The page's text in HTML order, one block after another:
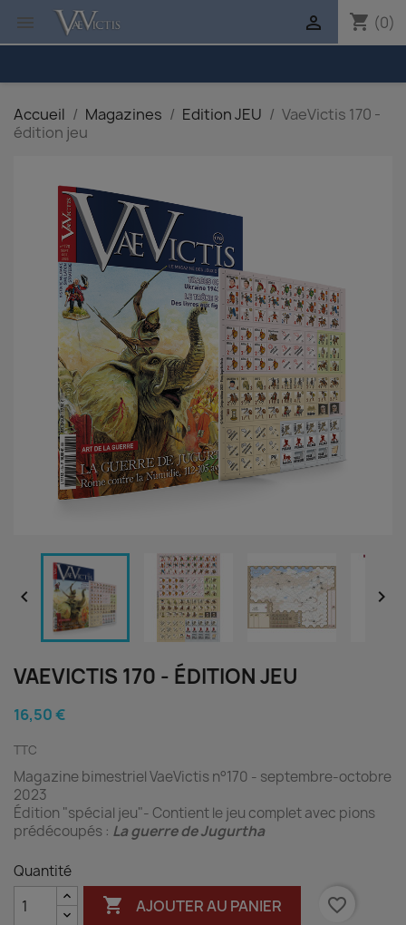
 shopping_cart (0)

Accueil Magazines Edition JEU
VaeVictis 170 -
édition jeu
 
VAEVICTIS 170 - ÉDITION JEU
16,50 €
TTC
Magazine bimestriel VaeVictis n°170 - septembre-octobre
2023
Édition "spécial jeu"- Contient le jeu complet avec pions
prédécoupés : La guerre de Jugurtha
Quantité
 AJOUTER AU PANIER favorite_border